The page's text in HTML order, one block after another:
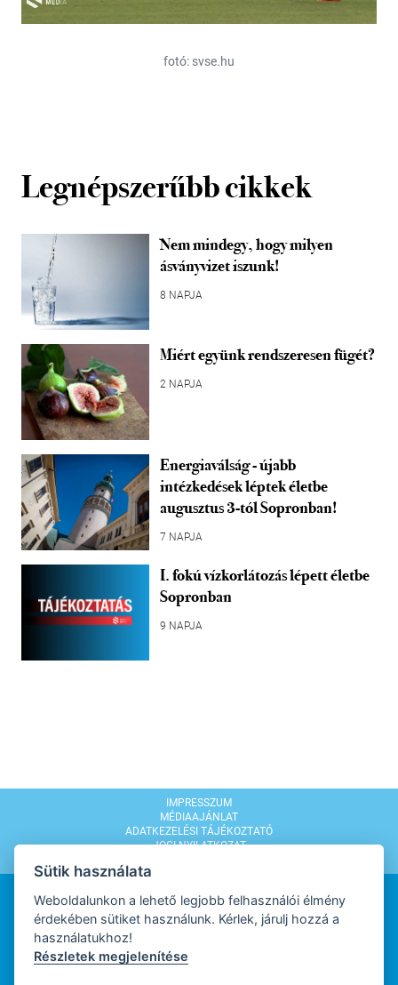
fotó: svse.hu
Legnépszerűbb cikkek
Nem mindegy, hogy milyen
ásványvizet iszunk!
8 NAPJA
Miért együnk rendszeresen fügét?
2 NAPJA
Energiaválság - újabb
intézkedések léptek életbe
augusztus 3-tól Sopronban!
7 NAPJA
I. fokú vízkorlátozás lépett életbe
Sopronban
9 NAPJA
IMPRESSZUM
MÉDIAAJÁNLAT
ADATKEZELÉSI TÁJÉKOZTATÓ
JOGI NYILATKOZAT
WEBDESIGN
Sütik használata
Weboldalunkon a lehető legjobb felhasználói élmény
érdekében sütiket használunk. Kérlek, járulj hozzá a
használatukhoz!
Részletek megjelenítése